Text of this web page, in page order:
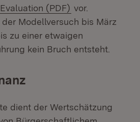
Download:
Evaluation (PDF) (Öffnet in
vor.
Modellversuch bis März
zu einer etwaigen
kein Bruch entsteht.
dient der Wertschätzung